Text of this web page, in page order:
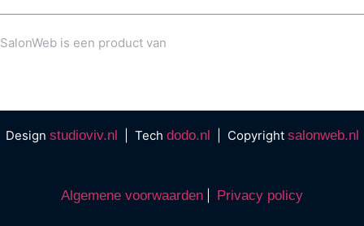
SalonWeb is een product van
Design studioviv.nl | Tech dodo.nl | Copyright salonweb.nl
Algemene voorwaarden Privacy policy